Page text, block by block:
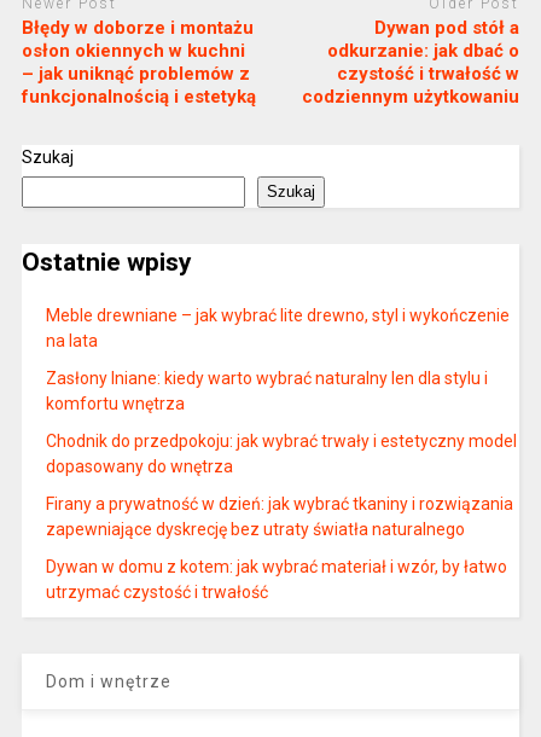
Błędy w doborze i montażu
osłon okiennych w kuchni
– jak uniknąć problemów z
funkcjonalnością i estetyką
Dywan pod stół a
odkurzanie: jak dbać o
czystość i trwałość w
codziennym użytkowaniu
Szukaj
Szukaj
Ostatnie wpisy
Meble drewniane – jak wybrać lite drewno, styl i wykończenie
na lata
Zasłony lniane: kiedy warto wybrać naturalny len dla stylu i
komfortu wnętrza
Chodnik do przedpokoju: jak wybrać trwały i estetyczny model
dopasowany do wnętrza
Firany a prywatność w dzień: jak wybrać tkaniny i rozwiązania
zapewniające dyskrecję bez utraty światła naturalnego
Dywan w domu z kotem: jak wybrać materiał i wzór, by łatwo
utrzymać czystość i trwałość
Dom i wnętrze